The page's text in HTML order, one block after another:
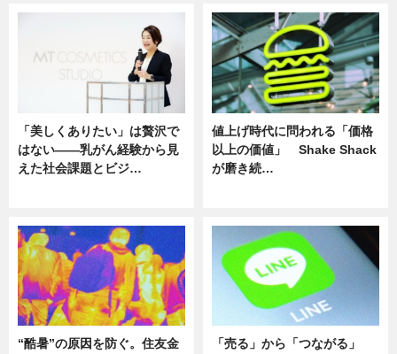
「美しくありたい」は贅沢で
はない――乳がん経験から見
えた社会課題とビジ…
値上げ時代に問われる「価格
以上の価値」 Shake Shack
が磨き続…
“酷暑”の原因を防ぐ。住友金
「売る」から「つながる」